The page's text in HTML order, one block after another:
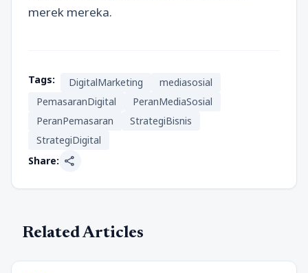
merek mereka.
Tags: DigitalMarketing
mediasosial
PemasaranDigital
PeranMediaSosial
PeranPemasaran
StrategiBisnis
StrategiDigital
Share: share
Related Articles